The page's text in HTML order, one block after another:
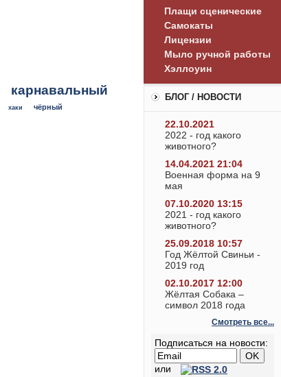
карнавальный
хаки чёрный
Плащи сценические
Самокаты
Лицензии
Мыло ручной работы
Хэллоуин
БЛОГ / НОВОСТИ
22.10.2021
2022 - год какого
животного?
14.04.2021 21:04
Военная форма на 9
мая
07.10.2020 13:15
2021 - год какого
животного?
25.09.2018 10:57
Год Жёлтой Свиньи -
2019 год
02.10.2017 12:00
Жёлтая Собака –
символ 2018 года
Смотреть все...
Подписаться на новости:
или